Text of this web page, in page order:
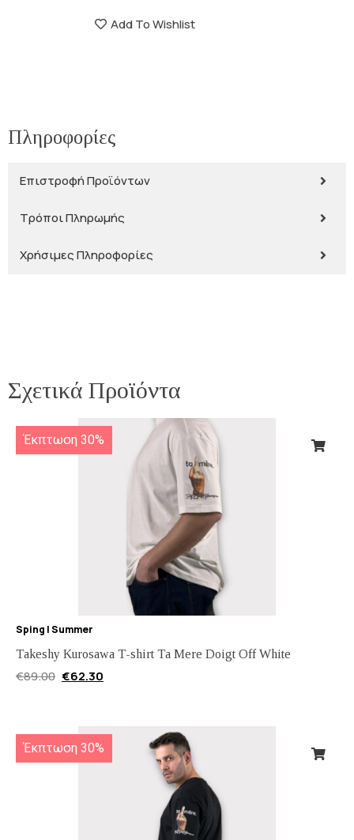
Add To Wishlist
Πληροφορίες
Επιστροφή Προϊόντων
Τρόποι Πληρωμής
Χρήσιμες Πληροφορίες
Σχετικά Προϊόντα
Έκπτωση 30%
Sping | Summer
Takeshy Kurosawa T-shirt Ta Mere Doigt Off White
€89.00 €62.30
Έκπτωση 30%